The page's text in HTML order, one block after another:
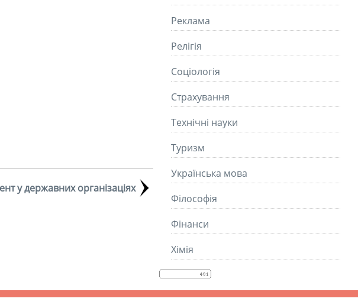
у державних організаціях
Реклама
Релігія
Соціологія
Страхування
Технічні науки
Туризм
Українська мова
Філософія
Фінанси
Хімія